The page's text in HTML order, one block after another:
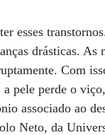
esses
drásticas. As
Com
a pele perde o
associado ao
Neto, da